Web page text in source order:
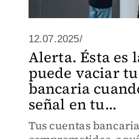
12.07.2025/
Alerta. Ésta es
puede vaciar
bancaria
señal en tu...
Tus cuentas